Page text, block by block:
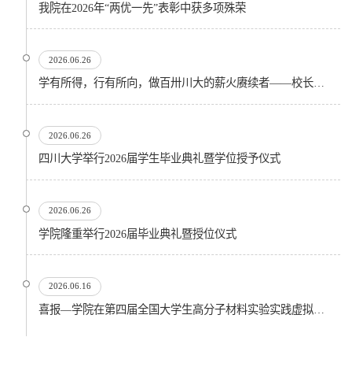
我院在2026年“两优一先”表彰中获多项殊荣
2026.06.26
学有所得，行有所向，做百卅川大的薪火赓续者——校长汪劲松在四川大学2026届学生毕业典礼上的...
2026.06.26
四川大学举行2026届学生毕业典礼暨学位授予仪式
2026.06.26
​学院隆重举行2026届毕业典礼暨授位仪式
2026.06.16